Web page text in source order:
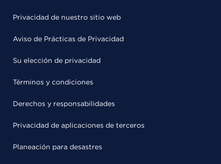
Privacidad de nuestro sitio web
Aviso de Prácticas de Privacidad
Su elección de privacidad
Términos y condiciones
Derechos y responsabilidades
Privacidad de aplicaciones de terceros
Planeación para desastres